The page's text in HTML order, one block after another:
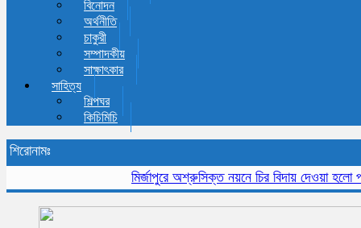
বিনোদন
অর্থনীতি
চাকুরী
সম্পাদকীয়
সাক্ষাৎকার
সাহিত্য
শিল্পঘর
কিচিমিচি
শিরোনামঃ
মির্জাপুরে অশ্রুসিক্ত নয়নে চির বিদায় দেওয়া হলো